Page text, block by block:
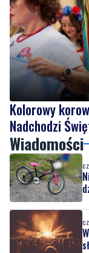
Kolorowy
Nadchodzi
Wiadomości